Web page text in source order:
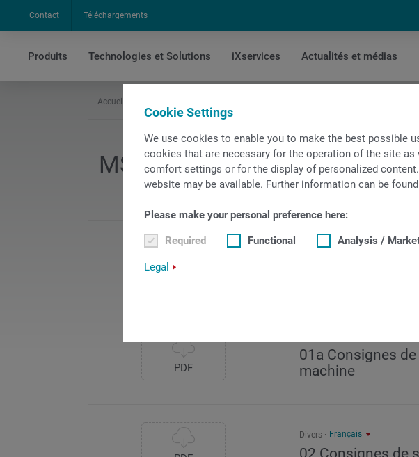
Cookie Settings
We use cookies to enable you to make the best possible
cookies that are necessary for the operation of the site
comfort settings or for the display of personalized
website may be available. Further information can be
Please make your personal preference here:
Required Functional Analysis /
Legal
Contact Téléchargements
Produits Technologies et Solutions iXservices Actualités et médias
Accueil
MS16-6, MS16-6plus
Français
PDF
01a Consignes
machine
Divers Français
02 Consignes de